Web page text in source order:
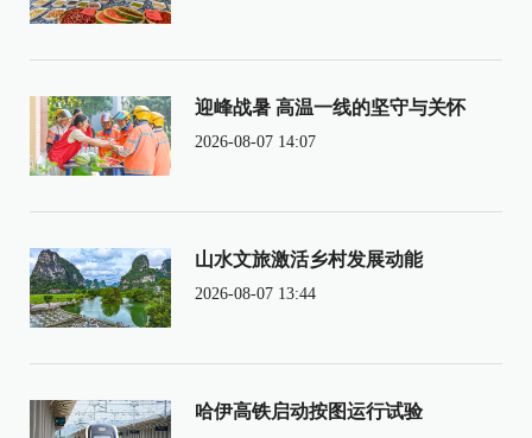
迎峰战暑 高温一线的坚守与关怀
2026-08-07 14:07
山水文旅激活乡村发展动能
2026-08-07 13:44
哈伊高铁启动按图运行试验